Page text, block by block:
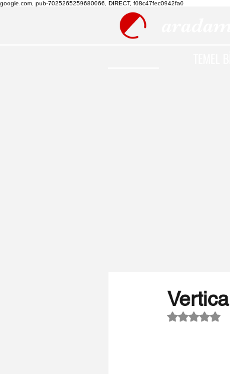
google.com, pub-7025265259680066, DIRECT, f08c47fec0942fa0
5